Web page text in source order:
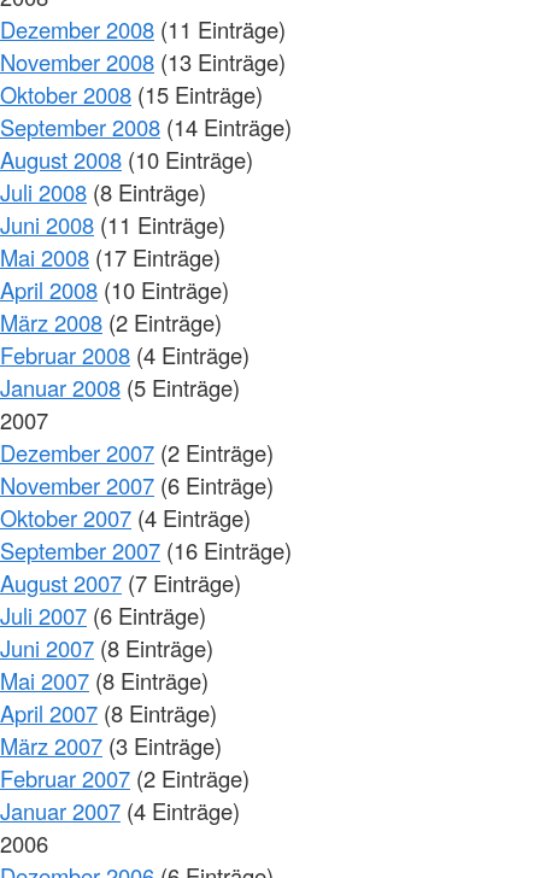
Dezember 2008 (11 Einträge)
November 2008 (13 Einträge)
Oktober 2008 (15 Einträge)
September 2008 (14 Einträge)
August 2008 (10 Einträge)
Juli 2008 (8 Einträge)
Juni 2008 (11 Einträge)
Mai 2008 (17 Einträge)
April 2008 (10 Einträge)
März 2008 (2 Einträge)
Februar 2008 (4 Einträge)
Januar 2008 (5 Einträge)
2007
Dezember 2007 (2 Einträge)
November 2007 (6 Einträge)
Oktober 2007 (4 Einträge)
September 2007 (16 Einträge)
August 2007 (7 Einträge)
Juli 2007 (6 Einträge)
Juni 2007 (8 Einträge)
Mai 2007 (8 Einträge)
April 2007 (8 Einträge)
März 2007 (3 Einträge)
Februar 2007 (2 Einträge)
Januar 2007 (4 Einträge)
2006